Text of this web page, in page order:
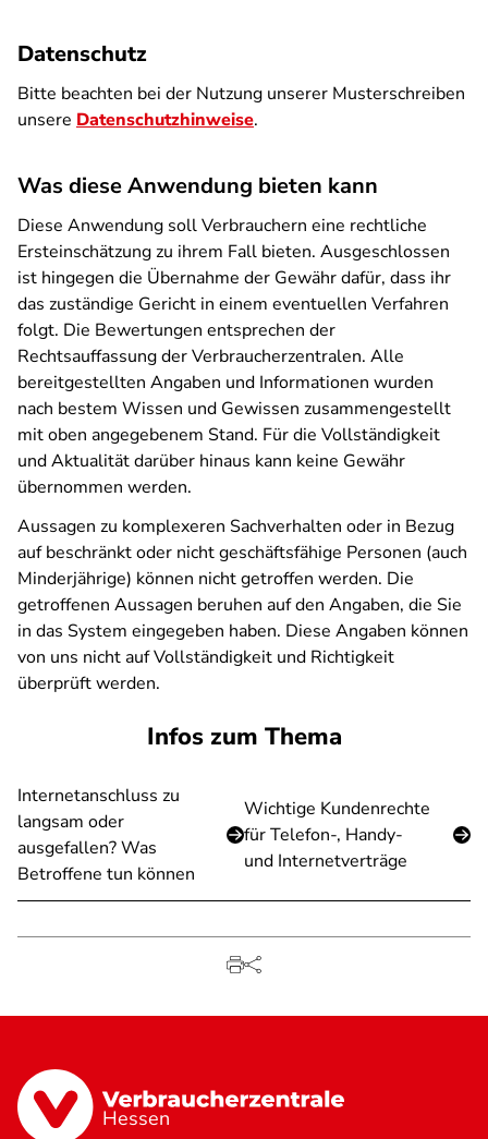
Datenschutz
Bitte beachten bei der Nutzung unserer Musterschreiben
unsere Datenschutzhinweise.
Was diese Anwendung bieten kann
Diese Anwendung soll Verbrauchern eine rechtliche
Ersteinschätzung zu ihrem Fall bieten. Ausgeschlossen
ist hingegen die Übernahme der Gewähr dafür, dass ihr
das zuständige Gericht in einem eventuellen Verfahren
folgt. Die Bewertungen entsprechen der
Rechtsauffassung der Verbraucherzentralen. Alle
bereitgestellten Angaben und Informationen wurden
nach bestem Wissen und Gewissen zusammengestellt
mit oben angegebenem Stand. Für die Vollständigkeit
und Aktualität darüber hinaus kann keine Gewähr
übernommen werden.
Aussagen zu komplexeren Sachverhalten oder in Bezug
auf beschränkt oder nicht geschäftsfähige Personen (auch
Minderjährige) können nicht getroffen werden. Die
getroffenen Aussagen beruhen auf den Angaben, die Sie
in das System eingegeben haben. Diese Angaben können
von uns nicht auf Vollständigkeit und Richtigkeit
überprüft werden.
Infos zum Thema
Internetanschluss zu
langsam oder
ausgefallen? Was
Betroffene tun können
Wichtige Kundenrechte
für Telefon-, Handy-
und Internetverträge
Hessen